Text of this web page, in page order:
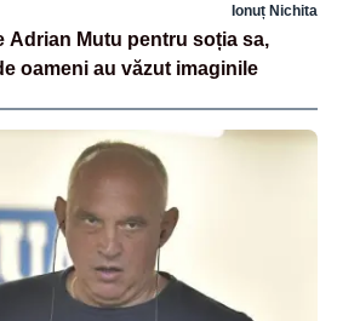
Ionuț Nichita
Adrian Mutu pentru soția sa,
oameni au văzut imaginile